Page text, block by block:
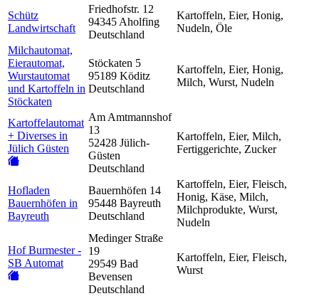
Schütz
Landwirtschaft
Friedhofstr. 12
94345 Aholfing
Deutschland
Kartoffeln, Eier, Honig,
Nudeln, Öle
Milchautomat,
Eierautomat,
Wurstautomat
und Kartoffeln in
Stöckaten
Stöckaten 5
95189 Köditz
Deutschland
Kartoffeln, Eier, Honig,
Milch, Wurst, Nudeln
Kartoffelautomat
+ Diverses in
Jülich Güsten
Am Amtmannshof
13
52428 Jülich-
Güsten
Deutschland
Kartoffeln, Eier, Milch,
Fertiggerichte, Zucker
Hofladen
Bauernhöfen in
Bayreuth
Bauernhöfen 14
95448 Bayreuth
Deutschland
Kartoffeln, Eier, Fleisch,
Honig, Käse, Milch,
Milchprodukte, Wurst,
Nudeln
Hof Burmester -
SB Automat
Medinger Straße
19
29549 Bad
Bevensen
Deutschland
Kartoffeln, Eier, Fleisch,
Wurst